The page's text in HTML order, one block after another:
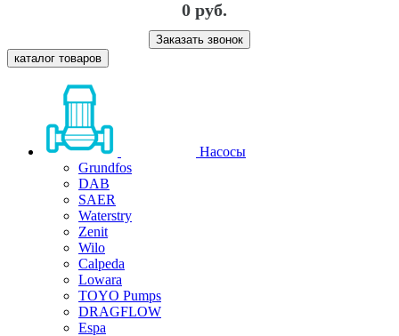
0 руб.
Заказать звонок
каталог товаров
Насосы
Grundfos
DAB
SAER
Waterstry
Zenit
Wilo
Calpeda
Lowara
TOYO Pumps
DRAGFLOW
Espa